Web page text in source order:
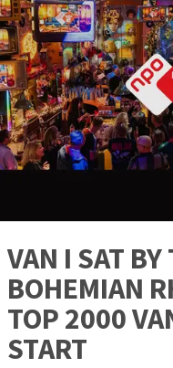
VAN I SAT
BOHEMIAN
TOP 2000
START